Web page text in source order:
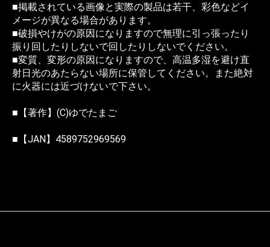
■掲載されている画像と実際の製品は若干、彩色などイ
メージが異なる場合があります。
■破損やけがの原因になりますので無理に引っ張ったり
振り回したりしないで回したりしないでください。
■変質、変形の原因になりますので、高温多湿を避け直
射日光のあたらない場所に保管してください。また絶対
に火器には近づけないで下さい。
■【著作】(C)ゆでたまご
■【JAN】4589752969569